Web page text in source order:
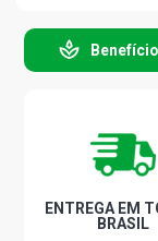
CIVIC SI
CIVIC LX
ENTREGA EM
BRASIL